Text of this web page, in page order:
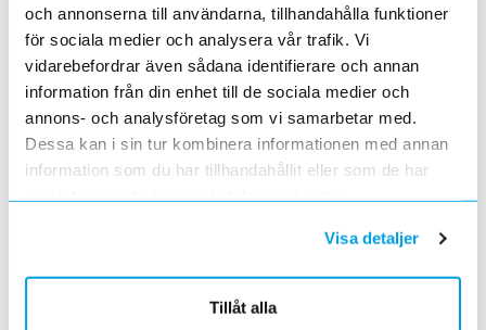
och annonserna till användarna, tillhandahålla funktioner
för sociala medier och analysera vår trafik. Vi
vidarebefordrar även sådana identifierare och annan
information från din enhet till de sociala medier och
annons- och analysföretag som vi samarbetar med.
Dessa kan i sin tur kombinera informationen med annan
information som du har tillhandahållit eller som de har
samlat in när du har använt deras tjänster.
Visa detaljer
Tillåt alla
Förändringar på Kassasidan
2023-01-10
Förändrade priser 2023-01-03
2022-11-30
Elektroskandia Täby flyttar den 31 oktober
till nya lokaler i Arninge.